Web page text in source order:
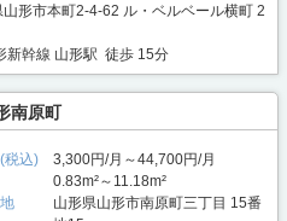
山形市本町2-4-62 ル・ベルベール横町 2
新幹線 山形駅 徒歩 15分
南原町
税込)
3,300円/月～44,700円/月
0.83m²～11.18m²
山形県山形市南原町三丁目 15番